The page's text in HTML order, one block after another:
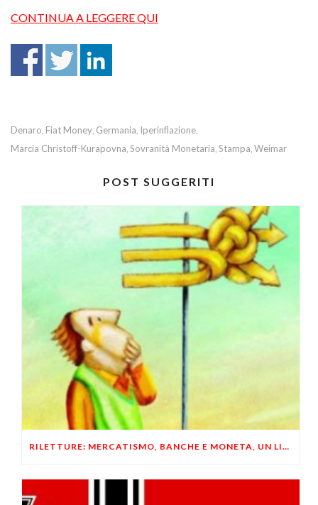
CONTINUA A LEGGERE QUI
Denaro, Fiat Money, Germania, Iperinflazione,
Marcia Christoff-Kurapovna, Sovranità Monetaria, Stampa, Weimar
POST SUGGERITI
RILETTURE: MERCATISMO, BANCHE E MONETA, UN LIBERTARIO RISPONDE A UN LIBERALE